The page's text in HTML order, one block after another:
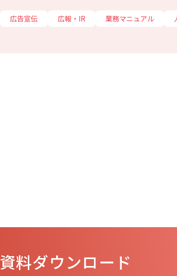
広告宣伝 広報・IR 業務マニュアル
資料ダウンロード